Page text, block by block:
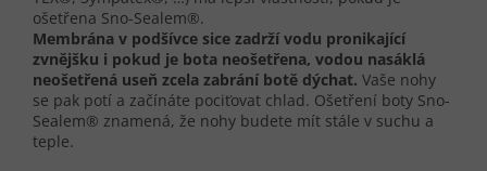
ošetřena Sno-Sealem®.
Membrána v podšívce sice zadrží vodu pronikající
zvnějšku i pokud je bota neošetřena, vodou nasáklá
neošetřená useň zcela zabrání botě dýchat. Vaše nohy
se pak potí a začínáte pociťovat chlad. Ošetření boty Sno-
Sealem® znamená, že nohy budete mít stále v suchu a
teple.